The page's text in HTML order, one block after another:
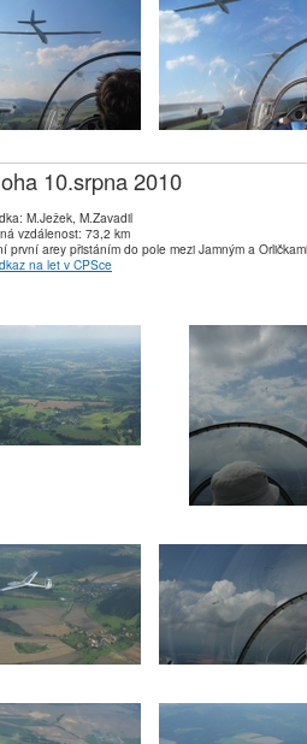
10.srpna 2010
M.Ježek, M.Zavadil
vzdálenost: 73,2 km
první arey přistáním do pole mezi Jamným a
na let v CPSce